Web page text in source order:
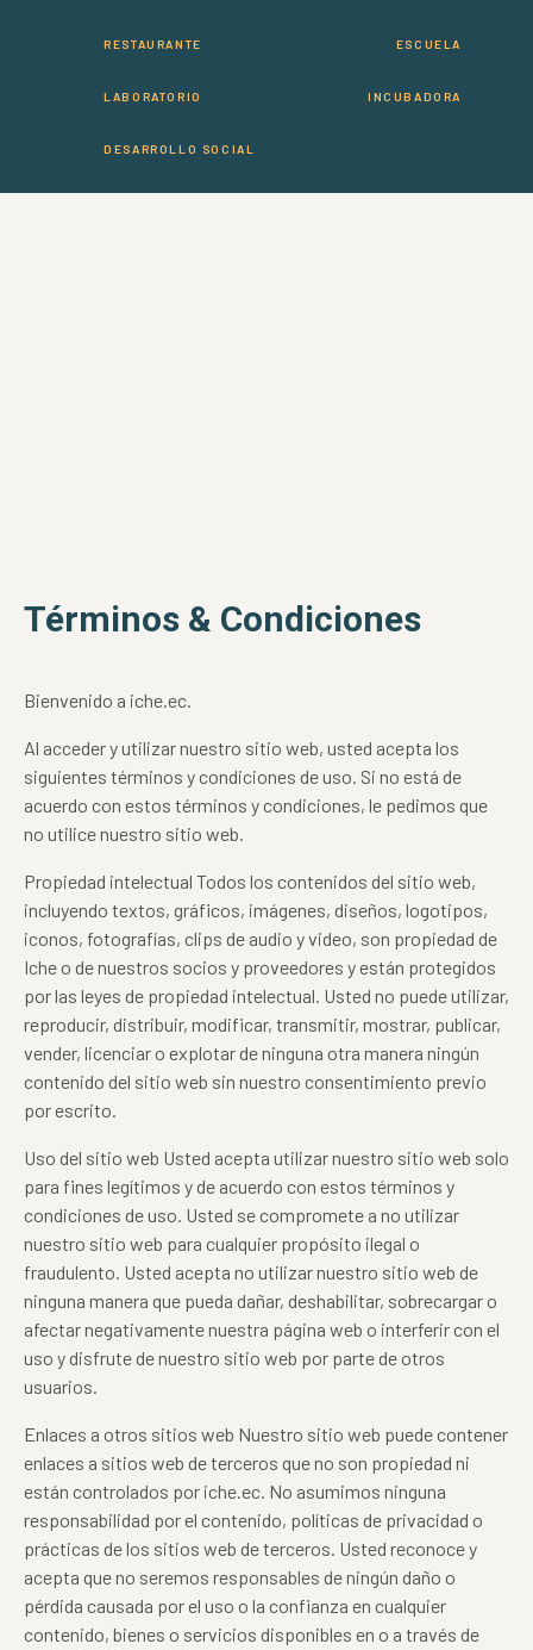
RESTAURANTE ESCUELA
LABORATORIO INCUBADORA
DESARROLLO SOCIAL
Términos & Condiciones
Bienvenido a iche.ec.
Al acceder y utilizar nuestro sitio web, usted acepta los
siguientes términos y condiciones de uso. Si no está de
acuerdo con estos términos y condiciones, le pedimos que
no utilice nuestro sitio web.
Propiedad intelectual Todos los contenidos del sitio web,
incluyendo textos, gráficos, imágenes, diseños, logotipos,
iconos, fotografías, clips de audio y video, son propiedad de
Iche o de nuestros socios y proveedores y están protegidos
por las leyes de propiedad intelectual. Usted no puede utilizar,
reproducir, distribuir, modificar, transmitir, mostrar, publicar,
vender, licenciar o explotar de ninguna otra manera ningún
contenido del sitio web sin nuestro consentimiento previo
por escrito.
Uso del sitio web Usted acepta utilizar nuestro sitio web solo
para fines legítimos y de acuerdo con estos términos y
condiciones de uso. Usted se compromete a no utilizar
nuestro sitio web para cualquier propósito ilegal o
fraudulento. Usted acepta no utilizar nuestro sitio web de
ninguna manera que pueda dañar, deshabilitar, sobrecargar o
afectar negativamente nuestra página web o interferir con el
uso y disfrute de nuestro sitio web por parte de otros
usuarios.
Enlaces a otros sitios web Nuestro sitio web puede contener
enlaces a sitios web de terceros que no son propiedad ni
están controlados por iche.ec. No asumimos ninguna
responsabilidad por el contenido, políticas de privacidad o
prácticas de los sitios web de terceros. Usted reconoce y
acepta que no seremos responsables de ningún daño o
pérdida causada por el uso o la confianza en cualquier
contenido, bienes o servicios disponibles en o a través de